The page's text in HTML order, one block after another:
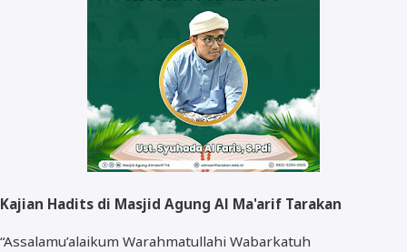
Kajian Hadits di Masjid Agung Al Ma'arif Tarakan
“Assalamu’alaikum Warahmatullahi Wabarkatuh